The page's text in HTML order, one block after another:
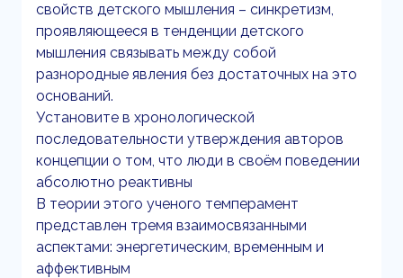
свойств детского мышления – синкретизм,
проявляющееся в тенденции детского
мышления связывать между собой
разнородные явления без достаточных на это
оснований.
Установите в хронологической
последовательности утверждения авторов
концепции о том, что люди в своём поведении
абсолютно реактивны
В теории этого ученого темперамент
представлен тремя взаимосвязанными
аспектами: энергетическим, временным и
аффективным